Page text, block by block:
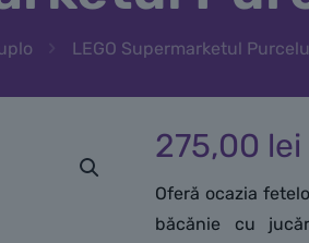
LEGO Supermarketul
275,00 lei
Oferă ocazia
băcănie cu